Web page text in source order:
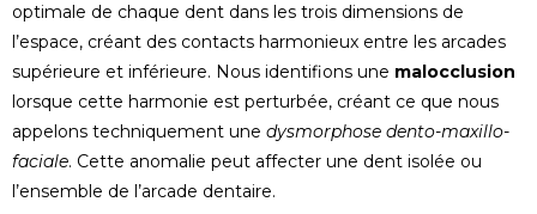
optimale de chaque dent dans les trois dimensions de
l’espace, créant des contacts harmonieux entre les arcades
supérieure et inférieure. Nous identifions une malocclusion
lorsque cette harmonie est perturbée, créant ce que nous
appelons techniquement une dysmorphose dento-maxillo-
faciale. Cette anomalie peut affecter une dent isolée ou
l’ensemble de l’arcade dentaire.